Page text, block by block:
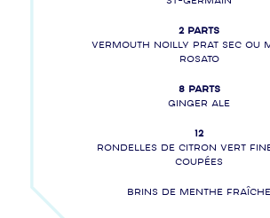
2 parts
Vermouth NOILLY PRAT sec ou
Rosato
8 parts
Ginger Ale
12
Rondelles de citron vert
coupées
Brins de menthe fraîche